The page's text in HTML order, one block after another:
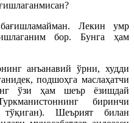
Лекин умр
бор. Бунга ҳам
анъанавий ўрни, худди
подшоҳга маслаҳатчи
ўзи ҳам шеър ёзишдай
биринчи
Шеърият билан